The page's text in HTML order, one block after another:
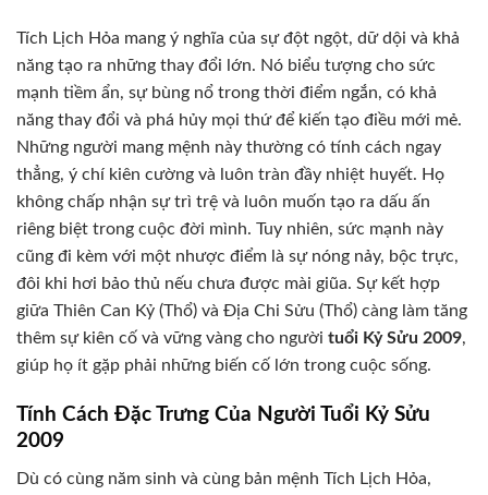
Tích Lịch Hỏa mang ý nghĩa của sự đột ngột, dữ dội và khả
năng tạo ra những thay đổi lớn. Nó biểu tượng cho sức
mạnh tiềm ẩn, sự bùng nổ trong thời điểm ngắn, có khả
năng thay đổi và phá hủy mọi thứ để kiến tạo điều mới mẻ.
Những người mang mệnh này thường có tính cách ngay
thẳng, ý chí kiên cường và luôn tràn đầy nhiệt huyết. Họ
không chấp nhận sự trì trệ và luôn muốn tạo ra dấu ấn
riêng biệt trong cuộc đời mình. Tuy nhiên, sức mạnh này
cũng đi kèm với một nhược điểm là sự nóng nảy, bộc trực,
đôi khi hơi bảo thủ nếu chưa được mài giũa. Sự kết hợp
giữa Thiên Can Kỷ (Thổ) và Địa Chi Sửu (Thổ) càng làm tăng
thêm sự kiên cố và vững vàng cho người tuổi Kỷ Sửu 2009,
giúp họ ít gặp phải những biến cố lớn trong cuộc sống.
Tính Cách Đặc Trưng Của Người Tuổi Kỷ Sửu
2009
Dù có cùng năm sinh và cùng bản mệnh Tích Lịch Hỏa,